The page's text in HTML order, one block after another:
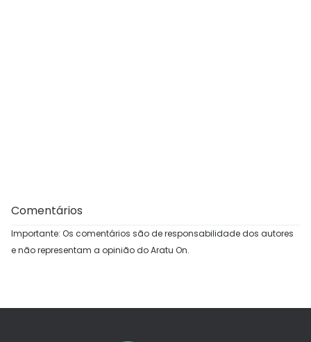
Comentários
Importante: Os comentários são de responsabilidade dos autores
e não representam a opinião do Aratu On.